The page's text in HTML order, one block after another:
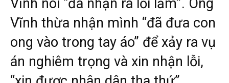
Vĩnh nói “đã nhận ra lỗi lầm”. Ông
Vĩnh thừa nhận mình “đã đưa con
ong vào trong tay áo” để xảy ra vụ
án nghiêm trọng và xin nhận lỗi,